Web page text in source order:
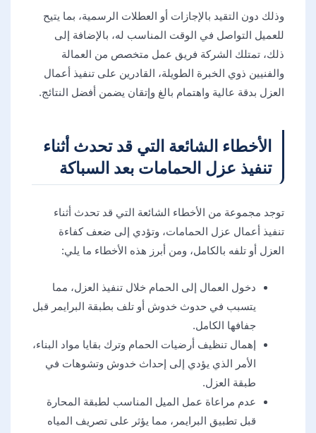
وذلك دون التقيد بالإجازات أو العطلات الرسمية، بما يتيح
للعميل التواصل في الوقت المناسب له، بالإضافة إلى
ذلك، تمتلك الشركة فريق عمل متخصص من العمالة
والفنيين ذوي الخبرة الطويلة، القادرين على تنفيذ أعمال
العزل بدقة عالية واهتمام بالغ وإتقان يضمن أفضل النتائج.
الأخطاء الشائعة التي قد تحدث أثناء
تنفيذ عزل الحمامات بعد السباكة
توجد مجموعة من الأخطاء الشائعة التي قد تحدث أثناء
تنفيذ أعمال عزل الحمامات، وتؤدي إلى ضعف كفاءة
العزل أو تلفه بالكامل، ومن أبرز هذه الأخطاء ما يلي:
دخول العمال إلى الحمام خلال تنفيذ العزل، مما
يتسبب في حدوث خدوش أو تلف بطبقة البرايمر قبل
جفافها الكامل.
إهمال تنظيف أرضيات الحمام وترك بقايا مواد البناء،
الأمر الذي يؤدي إلى إحداث خدوش وتشوهات في
طبقة العزل.
عدم مراعاة عمل الميل المناسب لطبقة المحارة
قبل تطبيق البرايمر، مما يؤثر على تصريف المياه